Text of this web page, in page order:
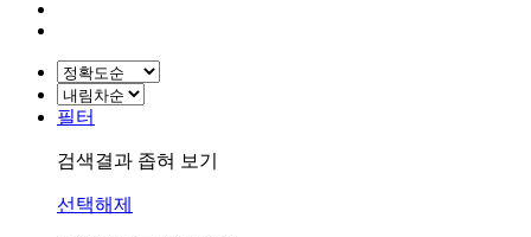
필터
검색결과 좁혀 보기
선택해제